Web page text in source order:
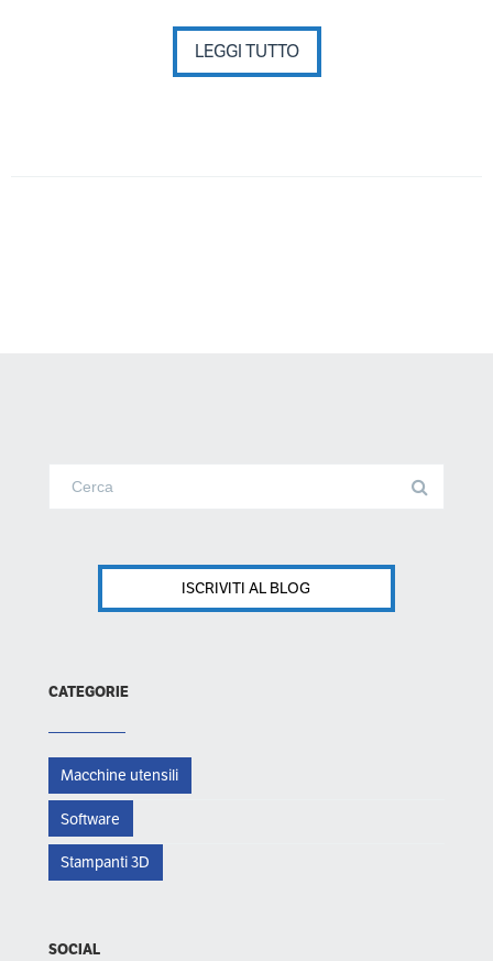
LEGGI TUTTO
ISCRIVITI AL BLOG
CATEGORIE
Macchine utensili
Software
Stampanti 3D
SOCIAL